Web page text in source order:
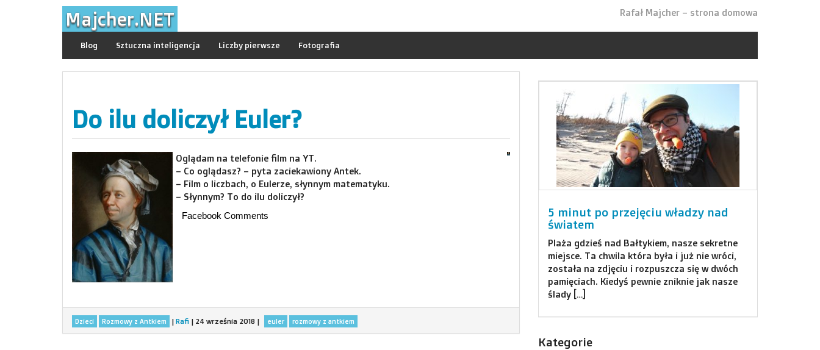
Majcher.NET Rafał Majcher – strona domowa
Blog Sztuczna inteligencja Liczby pierwsze Fotografia
Do ilu doliczył Euler?
Oglądam na telefonie film na YT.
– Co oglądasz? – pyta zaciekawiony Antek.
– Film o liczbach, o Eulerze, słynnym matematyku.
– Słynnym? To do ilu doliczył?
Facebook Comments
Dzieci Rozmowy z Antkiem | Rafi | 24 września 2018 | euler rozmowy z antkiem
5 minut po przejęciu władzy nad
światem
Plaża gdzieś nad Bałtykiem, nasze sekretne
miejsce. Ta chwila która była i już nie wróci,
została na zdjęciu i rozpuszcza się w dwóch
pamięciach. Kiedyś pewnie zniknie jak nasze
ślady […]
Kategorie